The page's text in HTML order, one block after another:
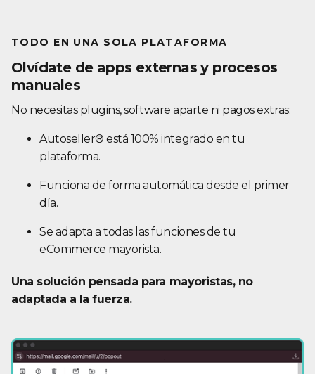
TODO EN UNA SOLA PLATAFORMA
Olvídate de apps externas y procesos
manuales
No necesitas plugins, software aparte ni pagos extras:
Autoseller® está 100% integrado en tu
plataforma.
Funciona de forma automática desde el primer
día.
Se adapta a todas las funciones de tu
eCommerce mayorista.
Una solución pensada para mayoristas, no
adaptada a la fuerza.